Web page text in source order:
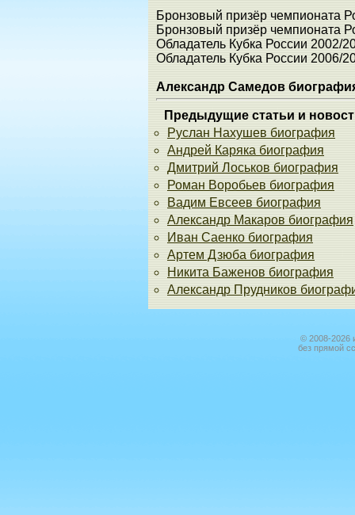
Бронзовый призёр чемпионата
Бронзовый призёр чемпионата
Обладатель Кубка России 2002/
Обладатель Кубка России 2006/
Александр Самедов
Предыдущие статьи и
Руслан Нахушев биография
Андрей Каряка биография
Дмитрий Лоськов биография
Роман Воробьев биография
Вадим Евсеев биография
Александр Макаров биография
Иван Саенко биография
Артем Дзюба биография
Никита Баженов биография
Александр Прудников
© 2008-2026
без прямой